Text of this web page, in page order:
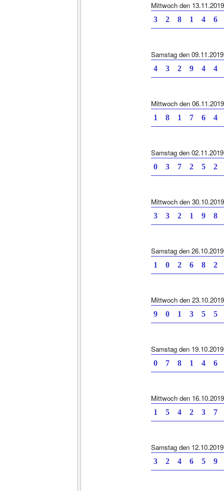
Mittwoch den 13.11.2019
3 2 8 1 4 6
Samstag den 09.11.2019
4 3 2 9 4 4
Mittwoch den 06.11.2019
1 8 1 7 6 4
Samstag den 02.11.2019
0 3 7 2 5 2
Mittwoch den 30.10.2019
3 3 2 1 9 8
Samstag den 26.10.2019
1 0 2 6 8 2
Mittwoch den 23.10.2019
9 0 1 3 5 5
Samstag den 19.10.2019
0 7 8 1 4 6
Mittwoch den 16.10.2019
1 5 4 2 3 7
Samstag den 12.10.2019
3 2 4 6 5 9